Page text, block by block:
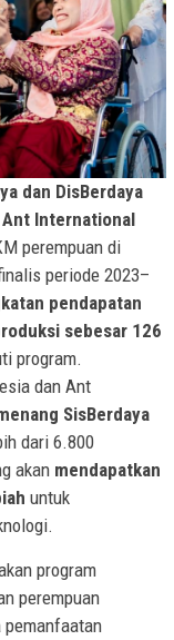
dan DisBerdaya
Ant International
perempuan di
periode 2023–
pendapatan
sebesar 126
program.
dan Ant
SisBerdaya
dari 6.800
akan mendapatkan
untuk
program
perempuan
pemanfaatan